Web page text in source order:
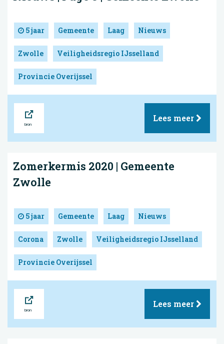
5 jaar Gemeente Laag Nieuws
Zwolle Veiligheidsregio IJsselland
Provincie Overijssel
Lees meer
Zomerkermis 2020 | Gemeente
Zwolle
5 jaar Gemeente Laag Nieuws
Corona Zwolle Veiligheidsregio IJsselland
Provincie Overijssel
Lees meer